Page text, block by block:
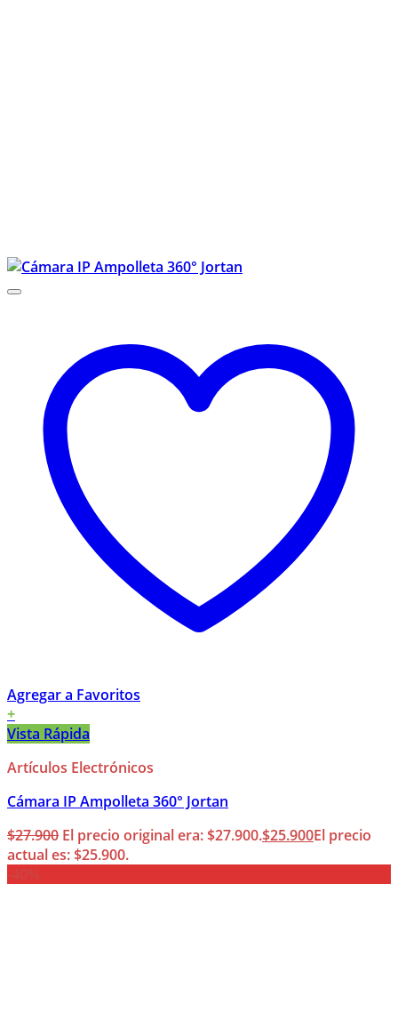
Agregar a Favoritos
+
Vista Rápida
Artículos Electrónicos
Cámara IP Ampolleta 360° Jortan
$27.900 El precio original era: $27.900.$25.900El precio
actual es: $25.900.